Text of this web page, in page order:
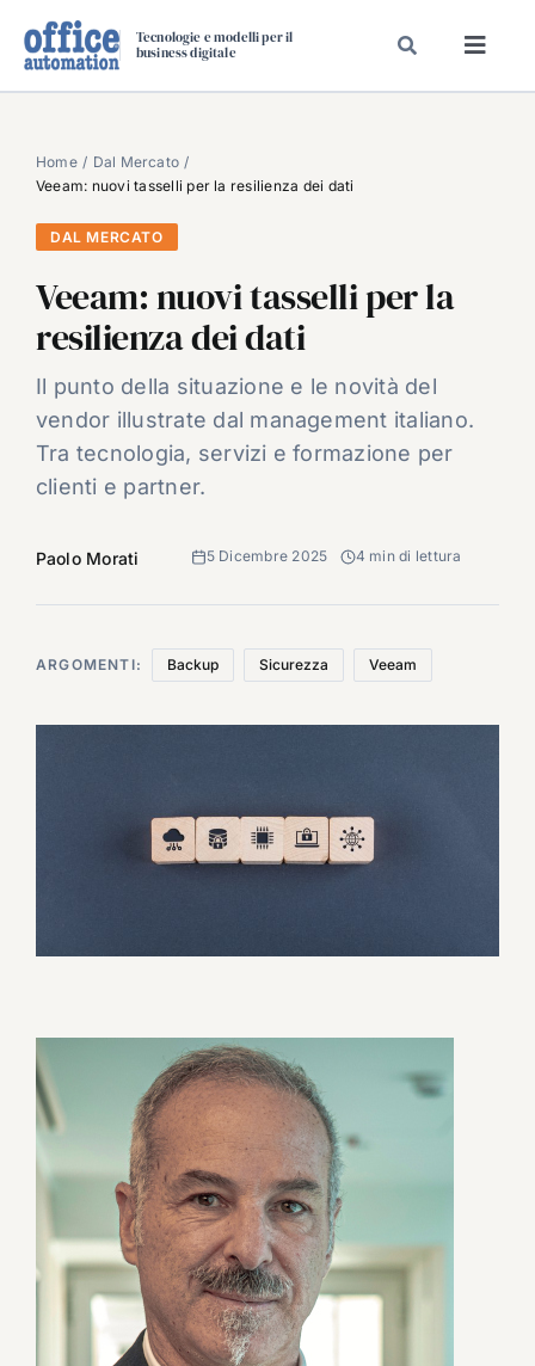
Tecnologie e modelli per il
business digitale
SPECIAL PAPER
TAVOLE ROTONDE DI REDAZIONE
DAL MERCATO
CARRIERE
VIDEO
EVENTI
CHI SIAMO
Home
Dal Mercato
Veeam: nuovi tasselli per la resilienza dei dati
DAL MERCATO
Veeam: nuovi tasselli per la
resilienza dei dati
Il punto della situazione e le novità del
vendor illustrate dal management italiano.
Tra tecnologia, servizi e formazione per
clienti e partner.
Paolo Morati 5 Dicembre 2025 4 min di lettura
ARGOMENTI: Backup Sicurezza Veeam